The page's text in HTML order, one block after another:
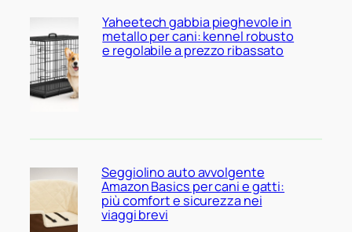
Yaheetech gabbia pieghevole in
metallo per cani: kennel robusto
e regolabile a prezzo ribassato
Seggiolino auto avvolgente
Amazon Basics per cani e gatti:
più comfort e sicurezza nei
viaggi brevi